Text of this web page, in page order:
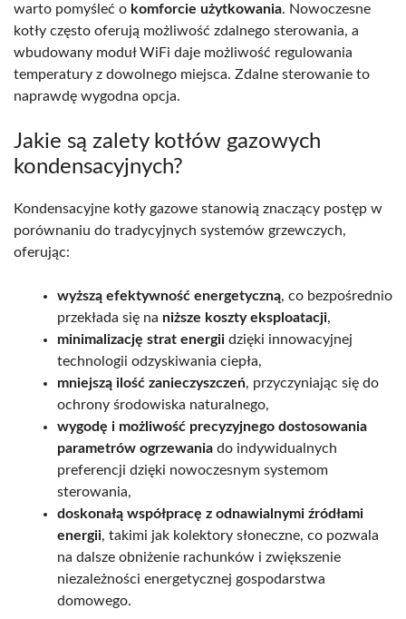
warto pomyśleć o komforcie użytkowania. Nowoczesne
kotły często oferują możliwość zdalnego sterowania, a
wbudowany moduł WiFi daje możliwość regulowania
temperatury z dowolnego miejsca. Zdalne sterowanie to
naprawdę wygodna opcja.
Jakie są zalety kotłów gazowych
kondensacyjnych?
Kondensacyjne kotły gazowe stanowią znaczący postęp w
porównaniu do tradycyjnych systemów grzewczych,
oferując:
wyższą efektywność energetyczną, co bezpośrednio
przekłada się na niższe koszty eksploatacji,
minimalizację strat energii dzięki innowacyjnej
technologii odzyskiwania ciepła,
mniejszą ilość zanieczyszczeń, przyczyniając się do
ochrony środowiska naturalnego,
wygodę i możliwość precyzyjnego dostosowania
parametrów ogrzewania do indywidualnych
preferencji dzięki nowoczesnym systemom
sterowania,
doskonałą współpracę z odnawialnymi źródłami
energii, takimi jak kolektory słoneczne, co pozwala
na dalsze obniżenie rachunków i zwiększenie
niezależności energetycznej gospodarstwa
domowego.